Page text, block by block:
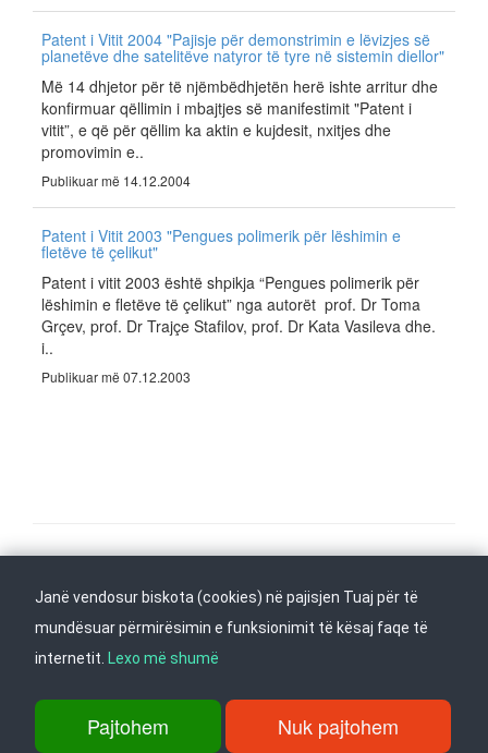
Patent i Vitit 2004 "Pajisje për demonstrimin e lëvizjes së
planetëve dhe satelitëve natyror të tyre në sistemin diellor"
Më 14 dhjetor për të njëmbëdhjetën herë ishte arritur dhe
konfirmuar qëllimin i mbajtjes së manifestimit "Patent i
vitit”, e që për qëllim ka aktin e kujdesit, nxitjes dhe
promovimin e..
Publikuar më 14.12.2004
Patent i Vitit 2003 "Pengues polimerik për lëshimin e
fletëve të çelikut"
Patent i vitit 2003 është shpikja “Pengues polimerik për
lëshimin e fletëve të çelikut” nga autorët prof. Dr Toma
Grçev, prof. Dr Trajçe Stafilov, prof. Dr Kata Vasileva dhe.
i..
Publikuar më 07.12.2003
Kthehu në fillim Na ndiqni në
rr. Dame Gruev 14, Garazha në kate Beko, kati i 1-rë, 1000 Shkup, Tel:
+389 2 3103 601 (641), Faks: +389 2 3137 149 |info@ippo.gov.mk
Janë vendosur biskota (cookies) në pajisjen Tuaj për të
mundësuar përmirësimin e funksionimit të kësaj faqe të
internetit. Lexo më shumë
Pajtohem Nuk pajtohem